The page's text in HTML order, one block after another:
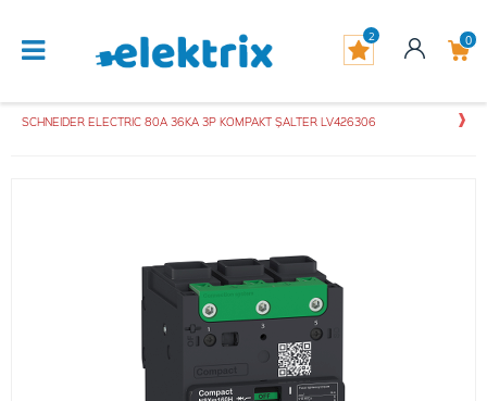
0
2
SCHNEIDER ELECTRIC 80A 36KA 3P KOMPAKT ŞALTER LV426306